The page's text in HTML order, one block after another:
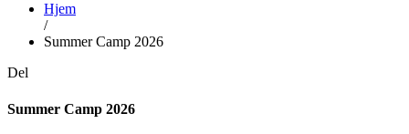
Hjem
/
Summer Camp 2026
Del
Summer Camp 2026